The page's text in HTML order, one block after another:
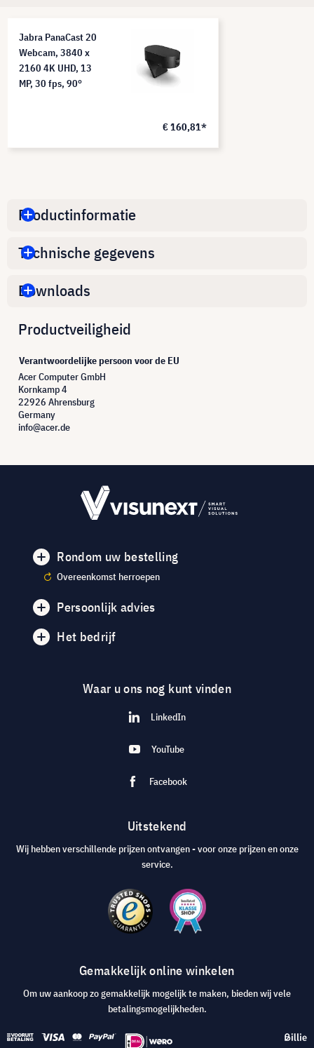
Jabra PanaCast 20
Webcam, 3840 x
2160 4K UHD, 13
MP, 30 fps, 90°
€ 160,81*
Productinformatie
Technische gegevens
Downloads
Productveiligheid
Verantwoordelijke persoon voor de EU
Acer Computer GmbH
Kornkamp 4
22926 Ahrensburg
Germany
info@acer.de
Rondom uw bestelling
Overeenkomst herroepen
Persoonlijk advies
Het bedrijf
Waar u ons nog kunt vinden
LinkedIn
YouTube
Facebook
Uitstekend
Wij hebben verschillende prijzen ontvangen - voor onze prijzen en onze
service.
Gemakkelijk online winkelen
Om uw aankoop zo gemakkelijk mogelijk te maken, bieden wij vele
betalingsmogelijkheden.